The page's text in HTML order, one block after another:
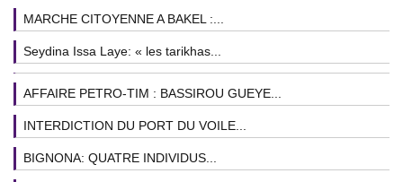
MARCHE CITOYENNE A BAKEL :...
Seydina Issa Laye: « les tarikhas...
AFFAIRE PETRO-TIM : BASSIROU GUEYE...
INTERDICTION DU PORT DU VOILE...
BIGNONA: QUATRE INDIVIDUS...